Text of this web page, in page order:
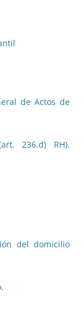
de Actos de
236.d) RH).
del domicilio
.